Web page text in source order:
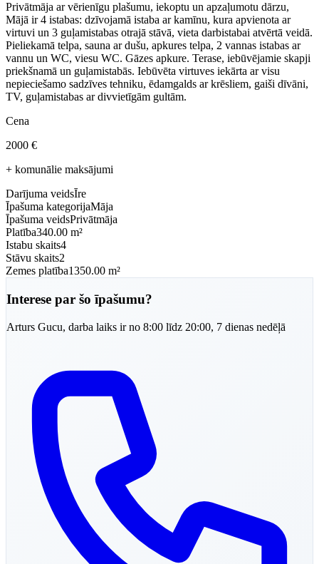
Privātmāja ar vērienīgu plašumu, iekoptu un apzaļumotu dārzu,
Mājā ir 4 istabas: dzīvojamā istaba ar kamīnu, kura apvienota ar
virtuvi un 3 guļamistabas otrajā stāvā, vieta darbistabai atvērtā veidā.
Pieliekamā telpa, sauna ar dušu, apkures telpa, 2 vannas istabas ar
vannu un WC, viesu WC. Gāzes apkure. Terase, iebūvējamie skapji
priekšnamā un guļamistabās. Iebūvēta virtuves iekārta ar visu
nepieciešamo sadzīves tehniku, ēdamgalds ar krēsliem, gaiši dīvāni,
TV, guļamistabas ar divvietīgām gultām.
Cena
2000 €
+ komunālie maksājumi
Darījuma veidsĪre
Īpašuma kategorijaMāja
Īpašuma veidsPrivātmāja
Platība340.00 m²
Istabu skaits4
Stāvu skaits2
Zemes platība1350.00 m²
Interese par šo īpašumu?
Arturs Gucu, darba laiks ir no 8:00 līdz 20:00, 7 dienas nedēļā